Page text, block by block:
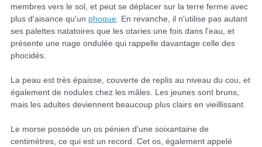
membres vers le sol, et peut se déplacer sur la terre ferme avec
plus d'aisance qu'un phoque . En revanche, il n'utilise pas autant
ses palettes natatoires que les otaries une fois dans l'eau, et
présente une nage ondulée qui rappelle davantage celle des
phocidés.
La peau est très épaisse, couverte de replis au niveau du cou, et
également de nodules chez les mâles. Les jeunes sont bruns,
mais les adultes deviennent beaucoup plus clairs en vieillissant.
Le morse possède un os pénien d'une soixantaine de
centimètres, ce qui est un record. Cet os, également appelé